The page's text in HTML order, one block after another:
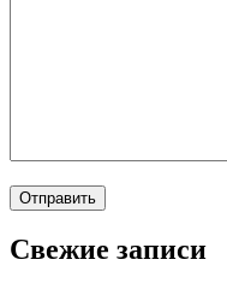
Свежие записи